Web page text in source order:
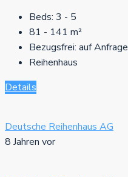
Beds: 3 - 5
81 - 141 m²
Bezugsfrei: auf Anfrage
Reihenhaus
Details
Deutsche Reihenhaus AG
8 Jahren vor